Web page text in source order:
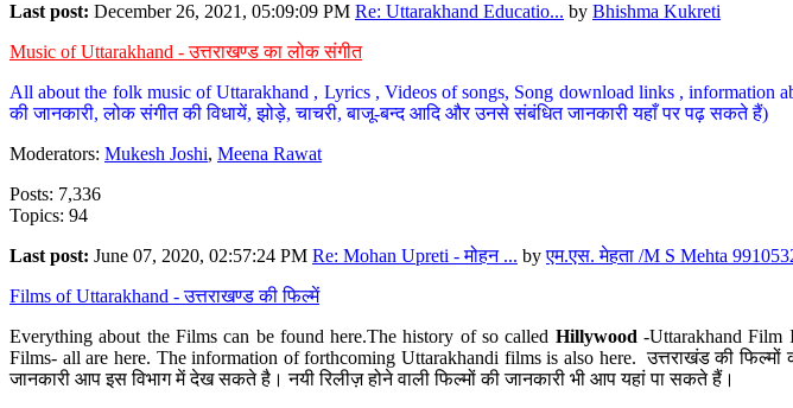
Last post: December 26, 2021, 05:09:09 PM Re: Uttarakhand Educatio... by Bhishma Kukreti
Music of Uttarakhand - उत्तराखण्ड का लोक संगीत
All about the folk music of Uttarakhand , Lyrics , Videos of songs, Song download links ,
की जानकारी, लोक संगीत की विधायें, झोड़े, चाचरी, बाजू-बन्द आदि और उनसे संबंधित जानकारी यहाँ पर पढ़ सकते हैं)
Moderators: Mukesh Joshi, Meena Rawat
Posts: 7,336
Topics: 94
Last post: June 07, 2020, 02:57:24 PM Re: Mohan Upreti - मोहन ... byएम.एस. मेहता /M S Mehta
Films of Uttarakhand - उत्तराखण्ड की फिल्में
Everything about the Films can be found here.The history of so called Hillywood-Uttarakhand Film
Films- all are here. The information of forthcoming Uttarakhandi films is also here. उत्तराखंड की
जानकारी आप इस विभाग में देख सकते है। नयी रिलीज़ होने वाली फिल्मों की जानकारी भी आप यहां पा सकते हैं।